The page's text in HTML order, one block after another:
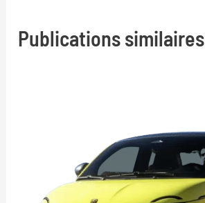
Publications similaires